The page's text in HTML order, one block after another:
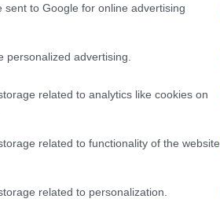
to Google for online advertising
personalized advertising.
related to analytics like cookies on
related to functionality of the website
related to personalization.
Con la sua passione
promette di arricchire
umorismo, dramma e
Non ti stai già
la trama e i personaggi